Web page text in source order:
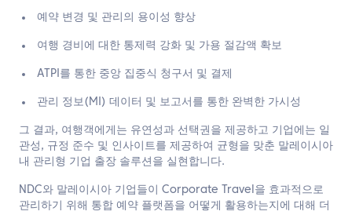
예약 변경 및 관리의 용이성 향상
여행 경비에 대한 통제력 강화 및 가용 절감액 확보
ATPI를 통한 중앙 집중식 청구서 및 결제
관리 정보(MI) 데이터 및 보고서를 통한 완벽한 가시성
그 결과, 여행객에게는 유연성과 선택권을 제공하고 기업에는 일
관성, 규정 준수 및 인사이트를 제공하여 균형을 맞춘 말레이시아
내 관리형 기업 출장 솔루션을 실현합니다.
NDC와 말레이시아 기업들이 Corporate Travel을 효과적으로
관리하기 위해 통합 예약 플랫폼을 어떻게 활용하는지에 대해 더